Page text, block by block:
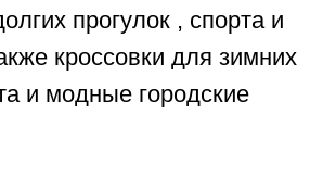
прогулок , спорта и
кроссовки для зимних
и модные городские